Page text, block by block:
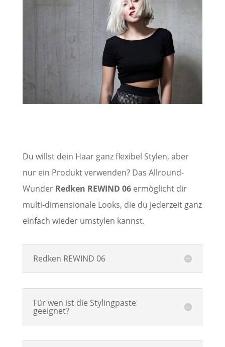
Du willst dein Haar ganz flexibel Stylen, aber
nur ein Produkt verwenden? Das Allround-
Wunder Redken REWIND 06ermöglicht dir
multi-dimensionale Looks, die du jederzeit ganz
einfach wieder umstylen kannst.
Redken REWIND 06
Für wen ist die Stylingpaste
geeignet?